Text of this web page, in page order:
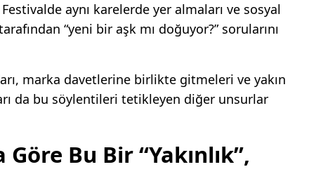
aynı karelerde yer almaları ve sosyal
“yeni bir aşk mı doğuyor?” sorularını
marka davetlerine birlikte gitmeleri ve yakın
da bu söylentileri tetikleyen diğer unsurlar
Bu Bir “Yakınlık”,